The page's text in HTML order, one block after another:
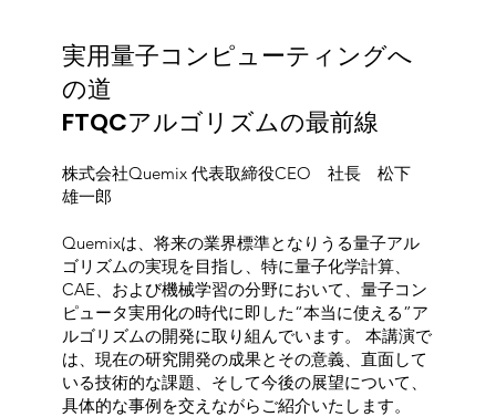
実用量子コンピューティングへ
の道
FTQCアルゴリズムの最前線
​株式会社Quemix 代表取締役CEO 社長 松下
雄一郎
Quemixは、将来の業界標準となりうる量子アル
ゴリズムの実現を目指し、特に量子化学計算、
CAE、および機械学習の分野において、量子コン
ピュータ実用化の時代に即した“本当に使える”ア
ルゴリズムの開発に取り組んでいます。 本講演で
は、現在の研究開発の成果とその意義、直面して
いる技術的な課題、そして今後の展望について、
具体的な事例を交えながらご紹介いたします。